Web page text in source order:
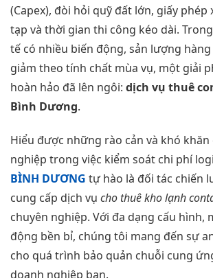
(Capex), đòi hỏi quỹ đất lớn, giấy phép
tạp và thời gian thi công kéo dài.
tế có nhiều biến động, sản lượng
giảm theo tính chất mùa vụ, một giải
hoàn hảo đã lên ngôi: dịch vụ thuê
Bình Dương.
Hiểu được những rào cản và khó khăn
nghiệp trong việc kiểm soát chi phí
BÌNH DƯƠNG tự hào là đối tác chiến
cung cấp dịch vụ cho thuê kho lạnh
chuyên nghiệp. Với đa dạng cấu hình,
động bền bỉ, chúng tôi mang đến sự
cho quá trình bảo quản chuỗi cung
doanh nghiệp bạn.